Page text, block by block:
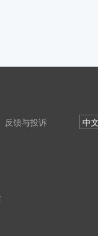
反馈与投诉